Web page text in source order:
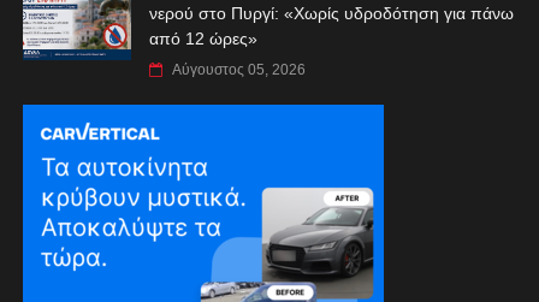
νερού στο Πυργί: «Χωρίς υδροδότηση για πάνω
από 12 ώρες»
Αύγουστος 05, 2026